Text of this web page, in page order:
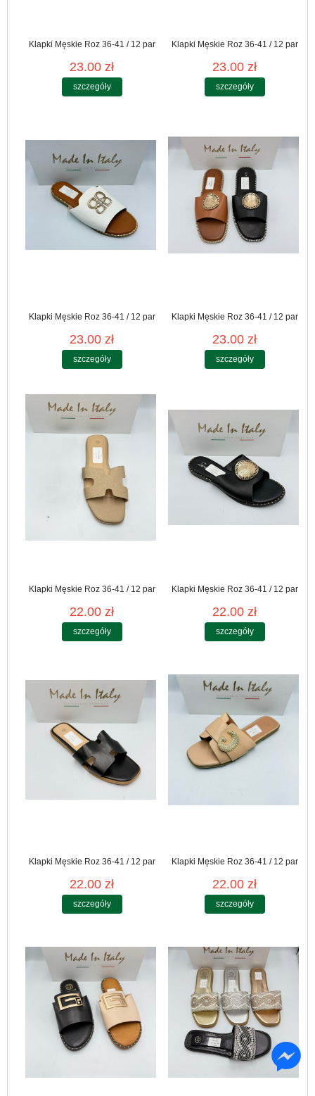
Klapki Męskie Roz 36-41 / 12 par
23.00 zł
szczegóły
Klapki Męskie Roz 36-41 / 12 par
23.00 zł
szczegóły
Klapki Męskie Roz 36-41 / 12 par
23.00 zł
szczegóły
Klapki Męskie Roz 36-41 / 12 par
23.00 zł
szczegóły
Klapki Męskie Roz 36-41 / 12 par
22.00 zł
szczegóły
Klapki Męskie Roz 36-41 / 12 par
22.00 zł
szczegóły
Klapki Męskie Roz 36-41 / 12 par
22.00 zł
szczegóły
Klapki Męskie Roz 36-41 / 12 par
22.00 zł
szczegóły